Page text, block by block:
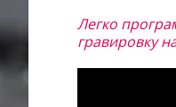
Легко
гравировку